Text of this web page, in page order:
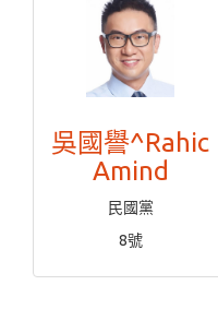
吳國譽^Rahic
Amind
民國黨
8號